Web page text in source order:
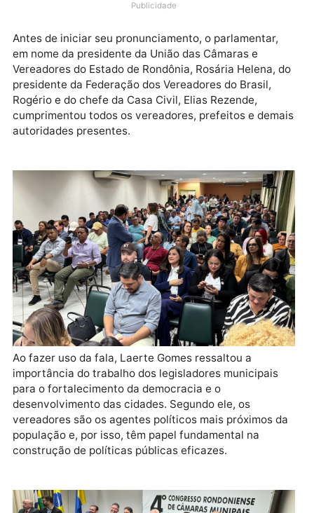
evento reúne vereadores, vereadoras, prefeitos,
regiões de Rondônia.
Publicidade
Antes de iniciar seu pronunciamento, o parlamentar,
em nome da presidente da União das Câmaras e
Rogério e do chefe da Casa Civil, Elias Rezende,
cumprimentou todos os vereadores, prefeitos e
autoridades presentes.
importância do trabalho dos legisladores municipais
para o fortalecimento da democracia e o